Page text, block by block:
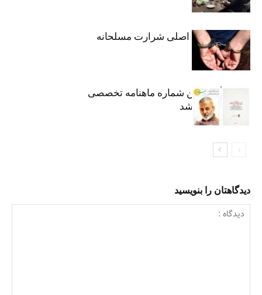
دستگیری متهم اصلی شرارت مسلحانه
هشتاد و هفتمین شماره ماهنامه تخصصی
«سرو» منتشر شد
دیدگاهتان را بنویسید